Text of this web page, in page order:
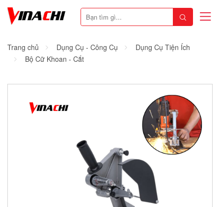
Trang chủ Dụng Cụ - Công Cụ
Dụng Cụ Tiện Ích
Bộ Cữ Khoan - Cắt